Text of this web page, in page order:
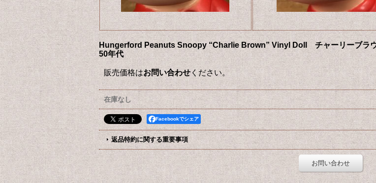
Hungerford Peanuts Snoopy “Charlie Brown” Vinyl Doll チャーリーブ
50年代
販売価格はお問い合わせ ください。
在庫なし
Facebookでシェア
返品特約に関する重要事項
お問い合わせ